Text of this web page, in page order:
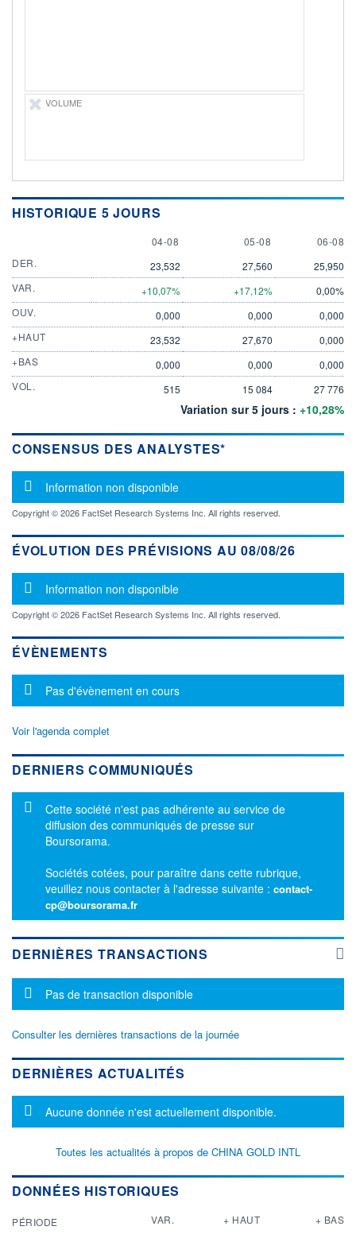
VOLUME
HISTORIQUE 5 JOURS
4 AUGUST
04-08 5 AUGUST
05-08 6
06-08
DER.
23,532 27,560
25,950
VAR.
+10,07% +17,12%
0,00%
OUV.
0,000 0,000
0,000
+HAUT
23,532 27,670
0,000
+BAS
0,000 0,000
0,000
VOL.
515 15 084 27 776
Variation sur 5 jours : +10,28%
CONSENSUS DES ANALYSTES*
Message d'information
Information non disponible
Copyright © 2026 FactSet Research Systems Inc. All rights reserved.
ÉVOLUTION DES PRÉVISIONS AU 08/08/26
Message d'information
Information non disponible
Copyright © 2026 FactSet Research Systems Inc. All rights reserved.
ÉVÈNEMENTS
Message d'information
Pas d'évènement en cours
Voir l'agenda complet
DERNIERS COMMUNIQUÉS
Message d'information
Cette société n'est pas adhérente au service de
diffusion des communiqués de presse sur
Boursorama.
Sociétés cotées, pour paraître dans cette rubrique,
veuillez nous contacter à l'adresse suivante : contact-
cp@boursorama.fr
DERNIÈRES TRANSACTIONS
Message d'information
Pas de transaction disponible
Consulter les dernières transactions de la journée
DERNIÈRES ACTUALITÉS
Message d'information
Aucune donnée n'est actuellement disponible.
Toutes les actualités à propos de CHINA GOLD INTL
DONNÉES HISTORIQUES
PÉRIODE VAR. + HAUT + BAS